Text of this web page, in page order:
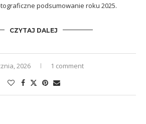
podsumowanie roku 2025.
CZYTAJ DALEJ
2026 1 comment